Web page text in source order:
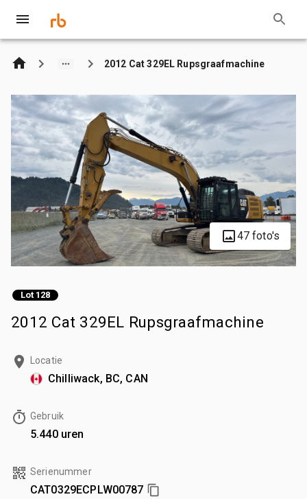
2012 Cat 329EL Rupsgraafmachine
47 foto's
Lot 128
2012 Cat 329EL Rupsgraafmachine
Locatie
Chilliwack, BC, CAN
Gebruik
5.440 uren
Serienummer
CAT0329ECPLW00787